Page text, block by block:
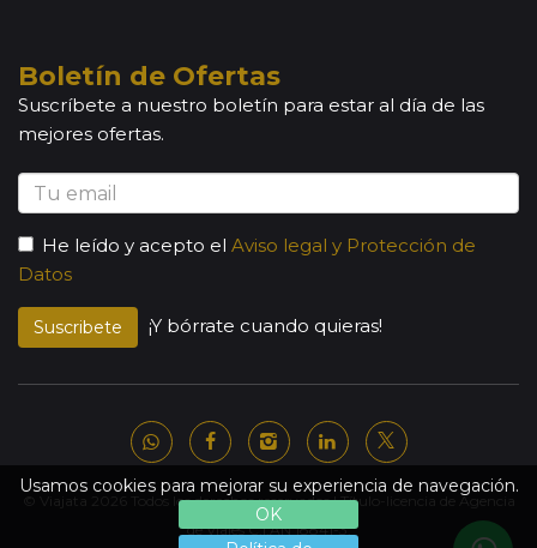
Usamos cookies para mejorar su experiencia de navegación.
OK
Boletín de Ofertas
Suscríbete a nuestro boletín para estar al día de las
mejores ofertas.
He leído y acepto el Aviso legal y Protección de
Datos
Suscribete ¡Y bórrate cuando quieras!
© Viajata 2026 Todos los derechos reservados | Título-licencia de Agencia
de Viajes C.I.AN 18841-3.